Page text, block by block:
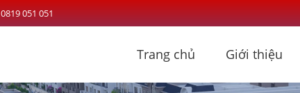
0819 051 051
Trang chủ Giới thiệu